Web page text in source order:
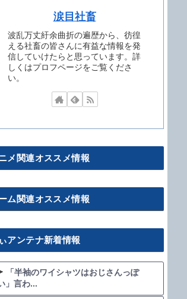
涙目社畜
波乱万丈紆余曲折の遍歴から、彷徨
える社畜の皆さんに有益な情報を発
信していけたらと思っています。詳
しくはプロフページをご覧くださ
い。
メ関連オススメ情報
ム関連オススメ情報
アンテナ新着情報
「半袖のワイシャツはおじさんっぽ
」言わ...